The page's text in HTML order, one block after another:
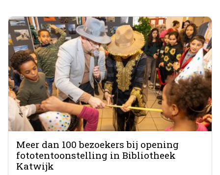
Hillegom
Lisse
Teylingen
Jongeren
Vrijwilligers
Fit & vitaal
Mantelzorg
Verhuur
Meer dan 100 bezoekers bij opening
fototentoonstelling in Bibliotheek
Katwijk